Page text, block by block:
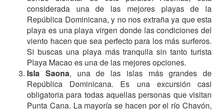
considerada una de las mejores playas de la
República Dominicana, y no nos extraña ya que esta
playa es una playa virgen donde las condiciones del
viento hacen que sea perfecto para los más surferos.
Si buscas una playa más tranquila sin tanto turista
Playa Macao es una de las mejores opciones.
Isla Saona, una de las islas más grandes de
República Dominicana. Es una excursión casi
obligatoria para todas aquellas personas que visitan
Punta Cana. La mayoría se hacen por el río Chavón,